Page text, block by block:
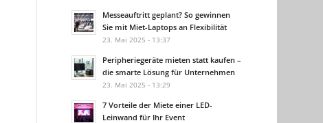
Messeauftritt geplant? So gewinnen
Sie mit Miet-Laptops an Flexibilität
23. Mai 2025 - 13:37
Peripheriegeräte mieten statt kaufen –
die smarte Lösung für Unternehmen
23. Mai 2025 - 13:29
7 Vorteile der Miete einer LED-
Leinwand für Ihr Event